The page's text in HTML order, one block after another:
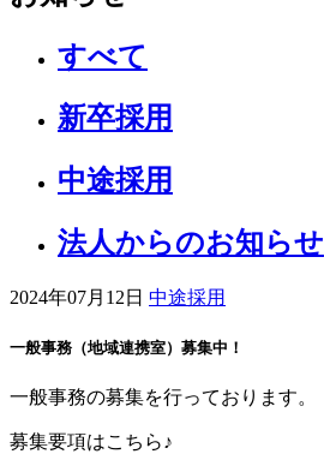
すべて
新卒採用
中途採用
法人からのお知らせ
2024年07月12日 中途採用
一般事務（地域連携室）募集中！
一般事務の募集を行っております。
募集要項はこちら♪